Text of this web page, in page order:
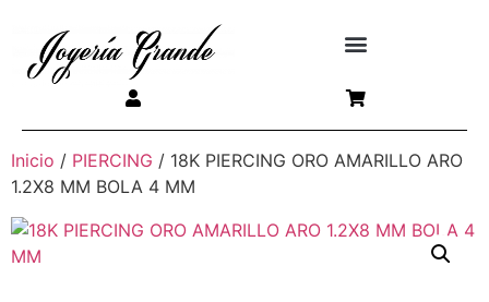
Inicio / PIERCING / 18K PIERCING ORO AMARILLO ARO
1.2X8 MM BOLA 4 MM